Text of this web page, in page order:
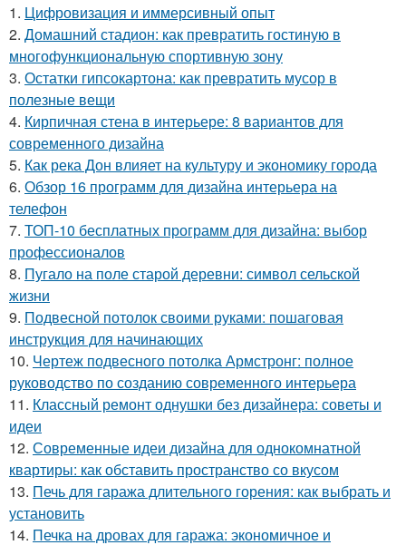
1. Цифровизация и иммерсивный опыт
2. Домашний стадион: как превратить гостиную в
многофункциональную спортивную зону
3. Остатки гипсокартона: как превратить мусор в
полезные вещи
4. Кирпичная стена в интерьере: 8 вариантов для
современного дизайна
5. Как река Дон влияет на культуру и экономику города
6. Обзор 16 программ для дизайна интерьера на
телефон
7. ТОП-10 бесплатных программ для дизайна: выбор
профессионалов
8. Пугало на поле старой деревни: символ сельской
жизни
9. Подвесной потолок своими руками: пошаговая
инструкция для начинающих
10. Чертеж подвесного потолка Армстронг: полное
руководство по созданию современного интерьера
11. Классный ремонт однушки без дизайнера: советы и
идеи
12. Современные идеи дизайна для однокомнатной
квартиры: как обставить пространство со вкусом
13. Печь для гаража длительного горения: как выбрать и
установить
14. Печка на дровах для гаража: экономичное и